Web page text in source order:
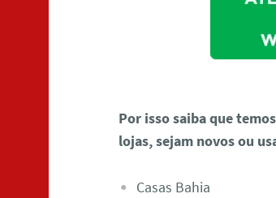
Por isso saiba que
lojas, sejam novos ou
Casas Bahia